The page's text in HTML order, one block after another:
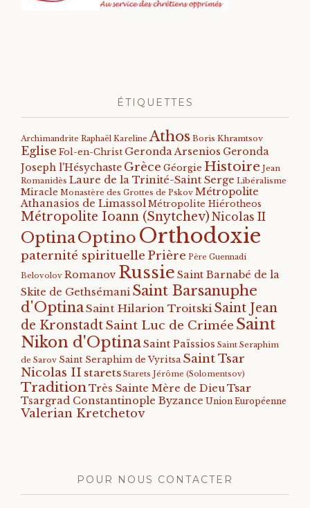
ÉTIQUETTES
Archimandrite Raphaël Kareline Athos Boris Khramtsov
Eglise Fol-en-Christ Geronda Arsenios Geronda
Joseph l'Hésychaste Grèce Géorgie Histoire Jean
Romanidès Laure de la Trinité-Saint Serge Libéralisme
Miracle Monastère des Grottes de Pskov Métropolite
Athanasios de Limassol Métropolite Hiérotheos
Métropolite Ioann (Snytchev) Nicolas II
OptinaOptino Orthodoxie
paternité spirituelle Prière Père Guennadi
Belovolov Romanov Russie Saint Barnabé de la
Skite de Gethsémani Saint Barsanuphe
d'Optina Saint Hilarion Troitski Saint Jean
de KronstadtSaint Luc de Crimée Saint
Nikon d'OptinaSaint Païssios Saint Seraphim
de Sarov Saint Seraphim de Vyritsa Saint Tsar
Nicolas II starets Starets Jérôme (Solomentsov)
Tradition Très Sainte Mère de DieuTsar
Tsargrad Constantinople Byzance Union Européenne
Valerian Kretchetov
POUR NOUS CONTACTER